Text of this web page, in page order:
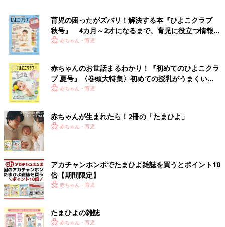
育児の困ったがズバリ！解決する本『ひよこクラブ
秋号』 4カ月～2才になるまで、育児に役立つ情報が
いっぱい！
赤ちゃん・育児
赤ちゃんのお世話まるわかり！『初めてのひよこクラ
ブ 夏号』〈巻頭大特集〉初めての授乳がうまくい
く！ おっぱい・ミルクの基本と夏のトラブル 解決テ
赤ちゃん・育児
赤ちゃんが生まれたら！2冊の「たまひよ」
赤ちゃん・育児
アカチャンホンポでたまひよ雑誌を買うとポイント10
倍【期間限定】
赤ちゃん・育児
たまひよの雑誌
赤ちゃん・育児